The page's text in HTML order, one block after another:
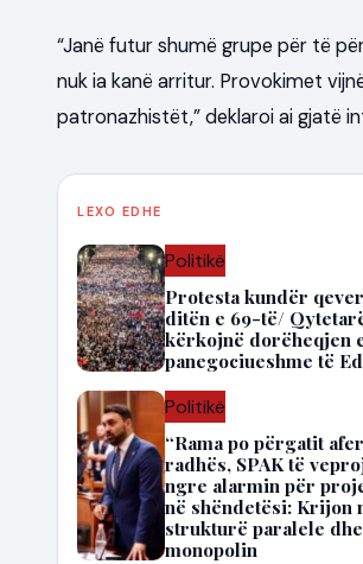
“Janë futur shumë grupe për të
nuk ia kanë arritur. Provokimet
patronazhistët,” deklaroi ai gjatë
LEXO EDHE
Politikë
Protesta kundër
ditën e 69-të/
kërkojnë dorëheqjen
panegociueshme të
Politikë
“Rama po përgatit
radhës, SPAK të
ngre alarmin për
në shëndetësi: Krijon
strukturë paralele
monopolin